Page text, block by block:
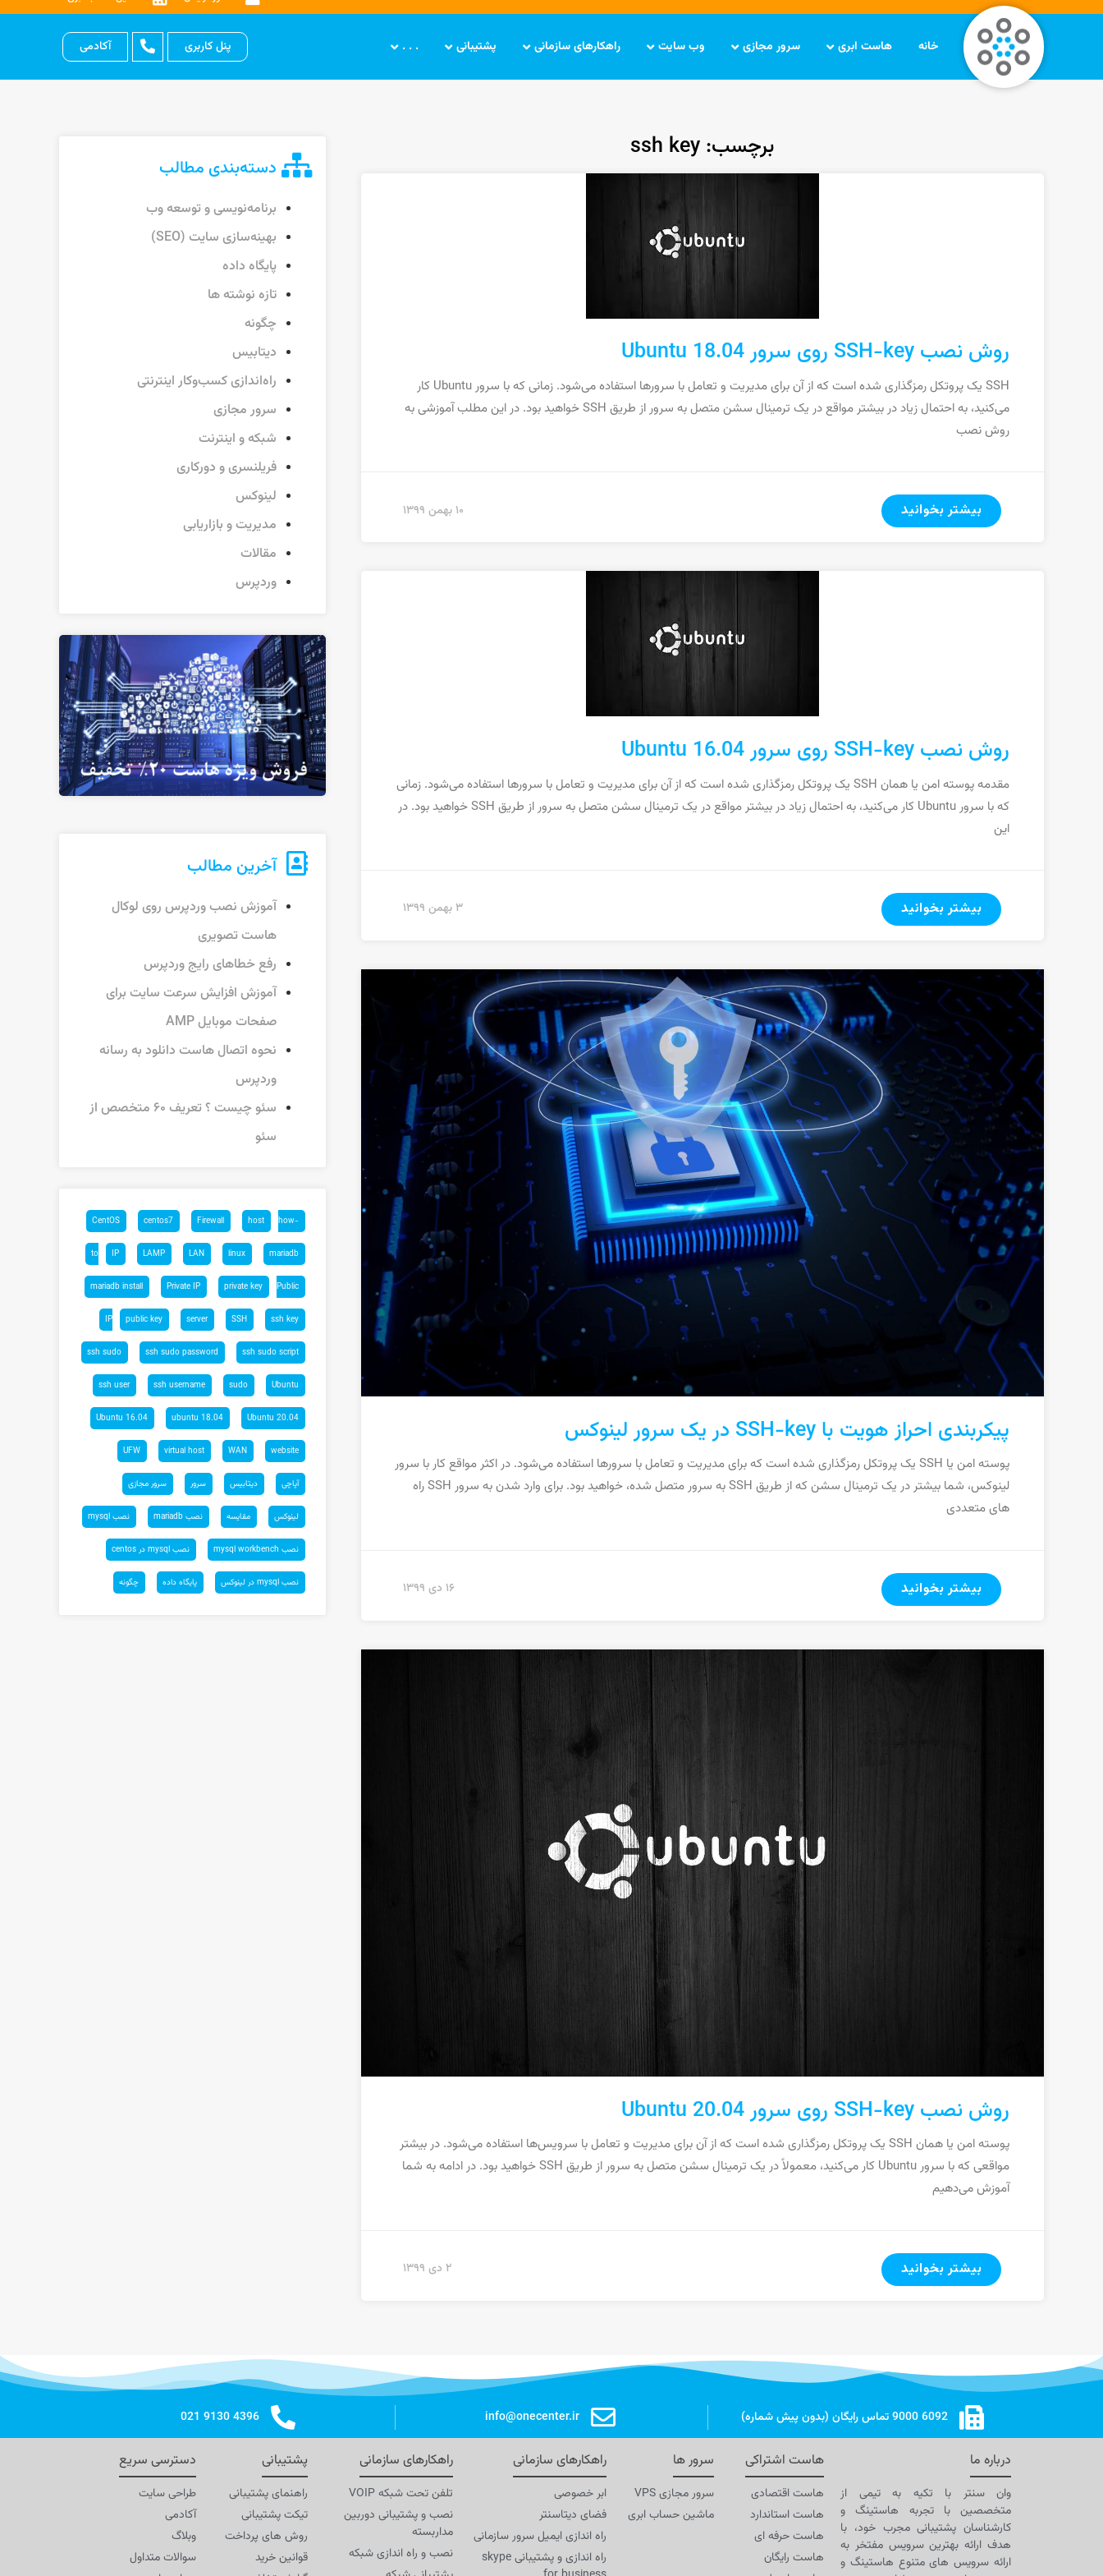
خانه هاست ابری سرور مجازی وب سایت راهکارهای سازمانی پشتیبانی . . . پنل کاربری آکادمی
برچسب: ssh key
روش نصب SSH-key روی سرور Ubuntu 18.04
SSH یک پروتکل رمزگذاری شده است که از آن برای مدیریت و تعامل با سرورها استفاده می‌شود. زمانی که با سرور Ubuntu کار
می‌کنید، به احتمال زیاد در بیشتر مواقع در یک ترمینال سشن متصل به سرور از طریق SSH خواهید بود. در این مطلب آموزشی به
روش نصب
بیشتر بخوانید ۱۰ بهمن ۱۳۹۹
روش نصب SSH-key روی سرور Ubuntu 16.04
مقدمه پوسته امن یا همان SSH یک پروتکل رمزگذاری شده است که از آن برای مدیریت و تعامل با سرورها استفاده می‌شود. زمانی
که با سرور Ubuntu کار می‌کنید، به احتمال زیاد در بیشتر مواقع در یک ترمینال سشن متصل به سرور از طریق SSH خواهید بود. در
این
بیشتر بخوانید ۳ بهمن ۱۳۹۹
پیکربندی احراز هویت با SSH-key در یک سرور لینوکس
پوسته امن یا SSH یک پروتکل رمزگذاری شده است که برای مدیریت و تعامل با سرورها استفاده می‌شود. در اکثر مواقع کار با سرور
لینوکس، شما بیشتر در یک ترمینال سشن که از طریق SSH به سرور متصل شده، خواهید بود. برای وارد شدن به سرور SSH راه
های متعددی
بیشتر بخوانید ۱۶ دی ۱۳۹۹
روش نصب SSH-key روی سرور Ubuntu 20.04
پوسته امن یا همان SSH یک پروتکل رمزگذاری شده است که از آن برای مدیریت و تعامل با سرویس‌ها استفاده می‌شود. در بیشتر
مواقعی که با سرور Ubuntu کار می‌کنید، معمولاً در یک ترمینال سشن متصل به سرور از طریق SSH خواهید بود. در ادامه به شما
آموزش می‌دهیم
بیشتر بخوانید ۲ دی ۱۳۹۹
دسته‌بندی مطالب
برنامه‌نویسی و توسعه وب
بهینه‌سازی سایت (SEO)
پایگاه داده
تازه نوشته ها
چگونه
دیتابیس
راه‌اندازی کسب‌وکار اینترنتی
سرور مجازی
شبکه و اینترنت
فریلنسری و دورکاری
لینوکس
مدیریت و بازاریابی
مقالات
وردپرس
آخرین مطالب
آموزش نصب وردپرس روی لوکال
هاست تصویری
رفع خطاهای رایج وردپرس
آموزش افزایش سرعت سایت برای
صفحات موبایل AMP
نحوه اتصال هاست دانلود به رسانه
وردپرس
سئو چیست ؟ تعریف ۶۰ متخصص از
سئو
CentOS centos7 Firewall host how-
to IP LAMP LAN linux mariadb
mariadb install Private IP private key Public
IP public key server SSH ssh key
ssh sudo ssh sudo password ssh sudo script
ssh user ssh username sudo Ubuntu
Ubuntu 16.04 ubuntu 18.04 Ubuntu 20.04
UFW virtual host WAN website
آپاچی دیتابیس سرور سرور مجازی
لینوکس مقایسه نصب mariadb نصب mysql
نصب mysql workbench نصب mysql در centos
نصب mysql در لینوکس پایگاه داده چگونه
6092 9000 تماس رایگان (بدون پیش شماره) info@onecenter.ir
4396 9130 021
درباره ما
وان سنتر با تکیه به تیمی از
متخصصین با تجربه هاستینگ و
کارشناسان پشتیبانی مجرب خود، با
هدف ارائه بهترین سرویس مفتخر به
ارائه سرویس های متنوع هاستینگ و
هاست اشتراکی
هاست اقتصادی
هاست استاندارد
هاست حرفه ای
هاست رایگان
سرور ها
سرور مجازی VPS
ماشین حساب ابری
راهکارهای سازمانی
ابر خصوصی
فضای دیتاسنتر
راه اندازی ایمیل سرور سازمانی
راه اندازی و پشتیبانی skype
راهکارهای سازمانی
تلفن تحت شبکه VOIP
نصب و پشتیبانی دوربین
مداربسته
نصب و راه اندازی شبکه
پشتیبانی
راهنمای پشتیبانی
تیکت پشتیبانی
روش های پرداخت
قوانین خرید
دسترسی سریع
طراحی سایت
آکادمی
وبلاگ
سوالات متداول